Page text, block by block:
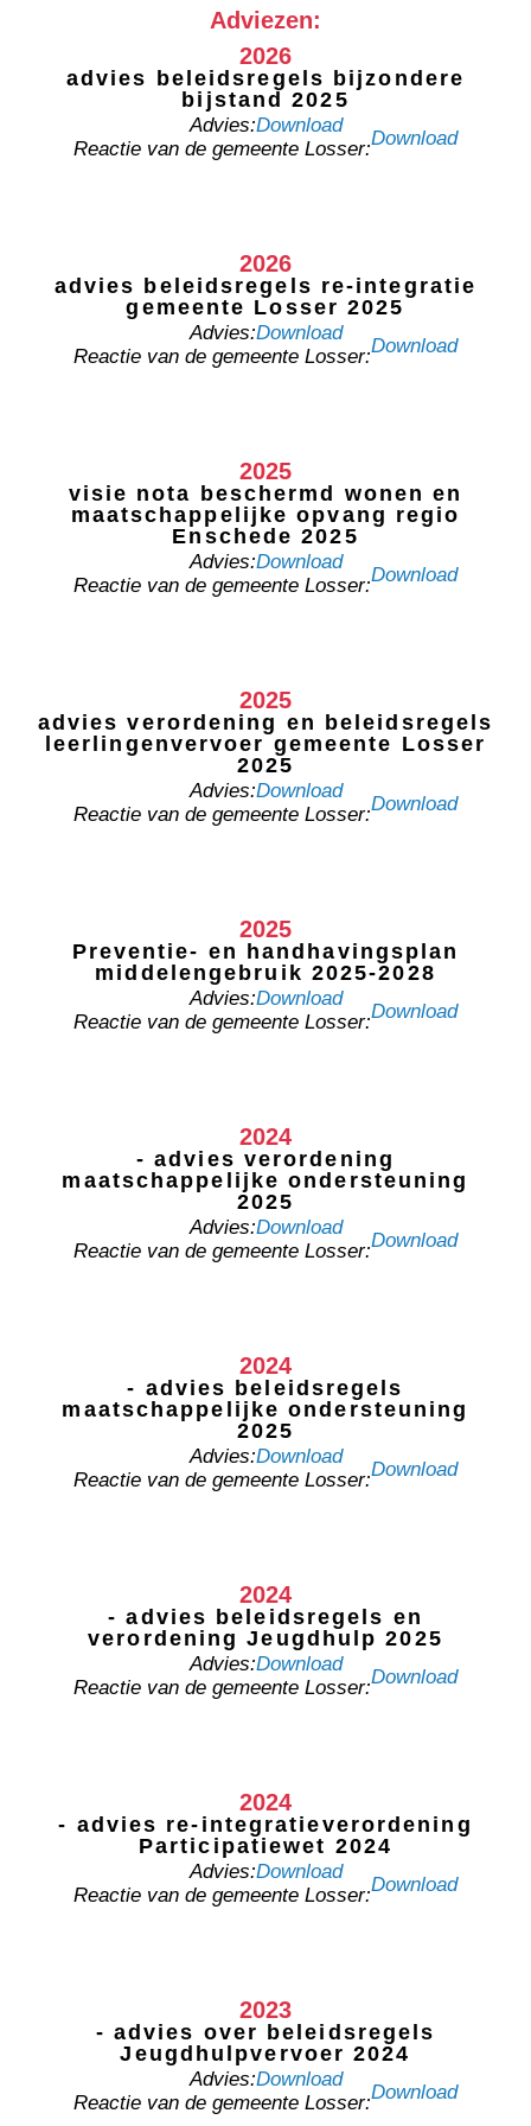
Adviezen:
2026
advies beleidsregels bijzondere
bijstand 2025
Advies:Download
Reactie van de gemeente Losser:Download
2026
advies beleidsregels re-integratie
gemeente Losser 2025
Advies:Download
Reactie van de gemeente Losser:Download
2025
visie nota beschermd wonen en
maatschappelijke opvang regio
Enschede 2025
Advies:Download
Reactie van de gemeente Losser:Download
2025
advies verordening en beleidsregels
leerlingenvervoer gemeente Losser
2025
Advies:Download
Reactie van de gemeente Losser:Download
2025
Preventie- en handhavingsplan
middelengebruik 2025-2028
Advies:Download
Reactie van de gemeente Losser:Download
2024
- advies verordening
maatschappelijke ondersteuning
2025
Advies:Download
Reactie van de gemeente Losser:Download
2024
- advies beleidsregels
maatschappelijke ondersteuning
2025
Advies:Download
Reactie van de gemeente Losser:Download
2024
- advies beleidsregels en
verordening Jeugdhulp 2025
Advies:Download
Reactie van de gemeente Losser:Download
2024
- advies re-integratieverordening
Participatiewet 2024
Advies:Download
Reactie van de gemeente Losser:Download
2023
- advies over beleidsregels
Jeugdhulpvervoer 2024
Advies:Download
Reactie van de gemeente Losser:Download